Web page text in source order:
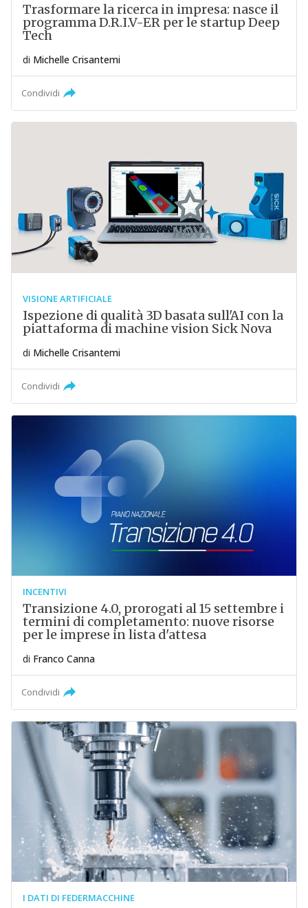
Trasformare la ricerca in impresa: nasce il
programma D.R.I.V-ER per le startup Deep
Tech
di Michelle Crisantemi
Condividi
VISIONE ARTIFICIALE
Ispezione di qualità 3D basata sull'AI con la
piattaforma di machine vision Sick Nova
di Michelle Crisantemi
Condividi
INCENTIVI
Transizione 4.0, prorogati al 15 settembre i
termini di completamento: nuove risorse
per le imprese in lista d'attesa
di Franco Canna
Condividi
I DATI DI FEDERMACCHINE